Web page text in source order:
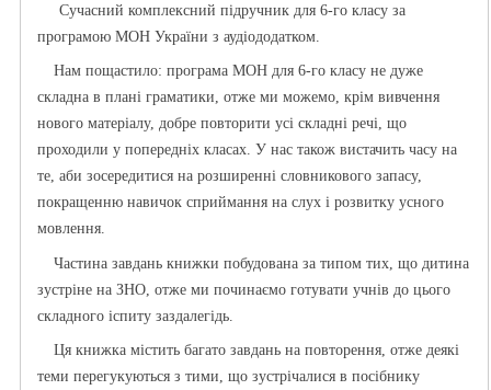
Сучасний комплексний підручник для 6-го класу за
програмою МОН України з аудіододатком.
Нам пощастило: програма МОН для 6-го класу не дуже
складна в плані граматики, отже ми можемо, крім вивчення
нового матеріалу, добре повторити усі складні речі, що
проходили у попередніх класах. У нас також вистачить часу на
те, аби зосередитися на розширенні словникового запасу,
покращенню навичок сприймання на слух і розвитку усного
мовлення.
Частина завдань книжки побудована за типом тих, що дитина
зустріне на ЗНО, отже ми починаємо готувати учнів до цього
складного іспиту заздалегідь.
Ця книжка містить багато завдань на повторення, отже деякі
теми перегукуються з тими, що зустрічалися в посібнику